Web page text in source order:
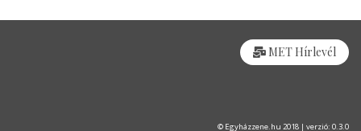
MET Hírlevél
© Egyházzene.hu 2018 | verzió: 0.3.0